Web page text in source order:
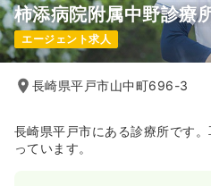
柿添病院附属中野診療
エージェント求人
長崎県平戸市山中町696-3
長崎県平戸市にある診療所です
っています。